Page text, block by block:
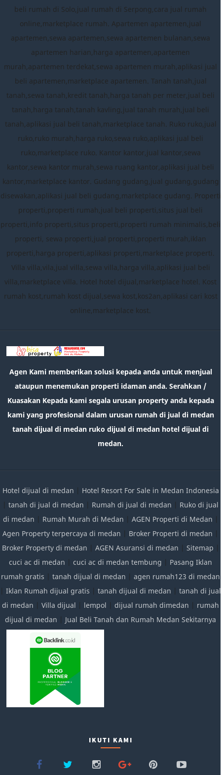
beli rumah di Solo,jual rumah di Serpong,cara jual rumah
online,marketplace rumah. Apartemen apartemen,jual
apartemen,sewa apartemen,sewa apartemen bulanan,sewa
apartemen harian,harga apartemen,apartemen
murah,apartemen terdekat,sewa apartemen murah,aplikasi jual
beli apartemen,marketplace apartemen. Tanah tanah,jual
tanah,sewa tanah,kredit tanah,harga tanah per meter,jual beli
tanah,harga tanah,tanah kavling,jual tanah murah,jual beli
tanah,aplikasi jual beli tanah,marketplace tanah. Ruko ruko,jual
ruko,ruko murah,harga ruko,sewa ruko,aplikasi jual beli
ruko,marketplace ruko. Kantor kantor,jual kantor,sewa
kantor,sewa kantor murah,sewa ruang kantor,aplikasi jual beli
kantor,marketplace kantor. Gudang gudang,jual gudang,gudang
disewakan,aplikasi jual beli gudang,marketplace gudang. Properti
properti,properti rumah,jual beli properti,situs jual beli
properti,info properti,situs properti,properti rumah minimalis,beli
properti, sewa properti,jual properti,properti murah,iklan
properti,harga properti,aplikasi properti,marketplace properti.
Villa villa,vila,jual villa,sewa villa,harga villa,aplikasi jual beli
villa,marketplace villa. Hotel hotel dijual,marketplace hotel. Kost
rumah kost,rumah kost dijual,sewa kost,kos2an,aplikasi cari kost
online,marketplace kost.
Agen Kami memberikan solusi kepada anda untuk menjual
ataupun menemukan properti idaman anda. Serahkan /
Kuasakan Kepada kami segala urusan property anda kepada
kami yang profesional dalam urusan rumah di jual di medan
tanah dijual di medan ruko dijual di medan hotel dijual di
medan.
Hotel dijual di medan | Hotel Resort For Sale in Medan Indonesia
| tanah di jual di medan | Rumah di jual di medan | Ruko di jual
di medan | Rumah Murah di Medan | AGEN Properti di Medan |
Agen Property terpercaya di medan | Broker Properti di medan |
Broker Property di medan | AGEN Asuransi di medan | Sitemap |
cuci ac di medan | cuci ac di medan tembung | Pasang Iklan
rumah gratis | tanah dijual di medan | agen rumah123 di medan
| Iklan Rumah dijual gratis | tanah dijual di medan | tanah di jual
di medan | Villa dijual | lempol | dijual rumah dimedan | rumah
dijual di medan | Jual Beli Tanah dan Rumah Medan Sekitarnya
IKUTI KAMI